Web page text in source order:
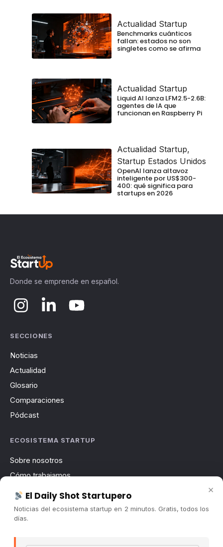
Actualidad Startup
Benchmarks cuánticos
fallan: estados no son
singletes como se afirma
Actualidad Startup
Liquid AI lanza LFM2.5-2.6B:
agentes de IA que
funcionan en Raspberry Pi
Actualidad Startup,
Startup Estados Unidos
OpenAI lanza altavoz
inteligente por US$300-
400: qué significa para
startups en 2026
Donde se emprende en español.
SECCIONES
Noticias
Actualidad
Glosario
Comparaciones
Pódcast
ECOSISTEMA STARTUP
Sobre nosotros
Cómo trabajamos
Newsletter
Contacto
Publicidad
×
El Daily Shot Startupero
Noticias del ecosistema startup en 2 minutos. Gratis, todos los
días.